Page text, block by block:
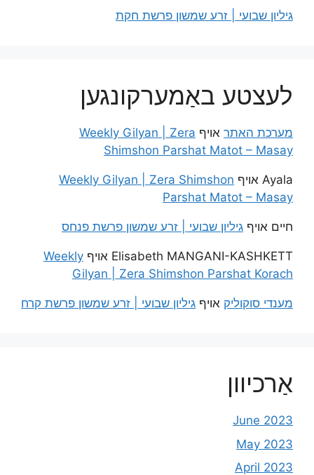
גיליון שבועי | זרע שמשון פרשת חקת
לעצטע באַמערקונגען
מערכת האתר אויף Weekly Gilyan | Zera
Shimshon Parshat Matot – Masay
Ayala אויף Weekly Gilyan | Zera Shimshon
Parshat Matot – Masay
חיים אויף גיליון שבועי | זרע שמשון פרשת פנחס
Elisabeth MANGANI-KASHKETT אויף Weekly
Gilyan | Zera Shimshon Parshat Korach
מענדי סוקוליק אויף גיליון שבועי | זרע שמשון פרשת קרח
אַרכיוון
June 2023
May 2023
April 2023